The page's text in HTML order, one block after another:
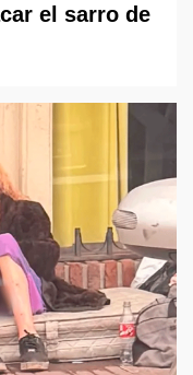
el sarro de